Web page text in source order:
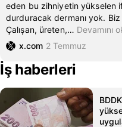
eden bu zihniyetin yükselen
durduracak dermanı yok. Biz
Çalışan, üreten,… Devamını
x.com 2 Temmuz
İş haberleri